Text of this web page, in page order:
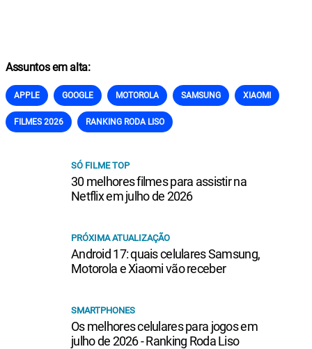
Assuntos em alta:
APPLE GOOGLE MOTOROLA SAMSUNG XIAOMI
FILMES 2026 RANKING RODA LISO
SÓ FILME TOP
30 melhores filmes para assistir na
Netflix em julho de 2026
PRÓXIMA ATUALIZAÇÃO
Android 17: quais celulares Samsung,
Motorola e Xiaomi vão receber
SMARTPHONES
Os melhores celulares para jogos em
julho de 2026 - Ranking Roda Liso